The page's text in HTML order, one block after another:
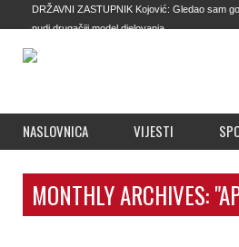
DRŽAVNI ZASTUPNIK Kojović: Gledao sam
nudi drugačiji model djelovanja
IMAJU SVE MOGUĆNOSTI Zašto Tužilaštvo
obračuna u Istočnom Sarajevu: SIPA postala
NASLOVNICA VIJESTI
MONTHLY ARCHIVES: